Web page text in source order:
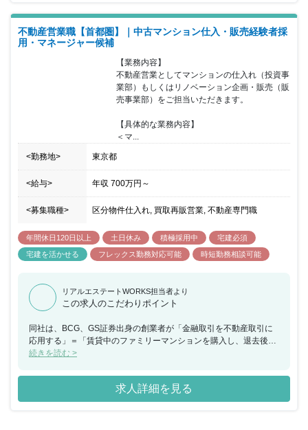
です。未経験の方でも入社1ヶ月後ほどで“初成約”できるよう、フォ
ローを欠かしません!※昨年度の部署立上げ以来、全員が入社1ヶ月
ほどで初成約実績アリ
不動産営業職【首都圏】｜中古マンション仕入・販売経験者採
用・マネージャー候補
【業務内容】
不動産営業としてマンションの仕入れ（投資事
業部）もしくはリノベーション企画・販売（販
売事業部）をご担当いただきます。
【具体的な業務内容】
＜マ...
<勤務地> 東京都
<給与> 年収 700万円 ～
<募集職種> 区分物件仕入れ, 買取再販営業, 不動産専門職
年間休日120日以上 土日休み 積極採用中
宅建必須
宅建を活かせる
フレックス勤務対応可能 時短勤務相談可能
リアルエステートWORKS担当者より
この求人のこだわりポイント
同社は、BCG、GS証券出身の創業者が「金融取引を不動産取引に
応用する」＝「賃貸中のファミリーマンションを購入し、退去後に
リノベーションを行って販売する」というユニークなビジネスモデ
ョン価格の高騰、住宅ローン金利の低下等の追い風を受けて、中古
マンション市場も拡大する中、直近では営業展開エリアを全国に拡
大し、中古マンション業界のリーディングカンパニーとして牽引し
続きを読む >
求人詳細を見る